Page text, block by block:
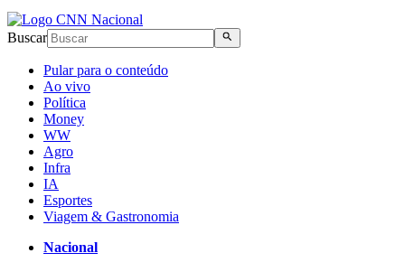
Buscar
Pular para o conteúdo
Ao vivo
Política
Money
WW
Agro
Infra
IA
Esportes
Viagem & Gastronomia
Nacional